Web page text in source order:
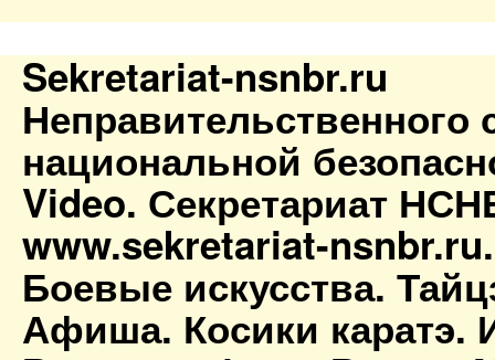
Sekretariat-nsnbr.ru
Неправительственного
национальной
Video. Секретариат
www.sekretariat-
Боевые искусства.
Афиша. Косики каратэ.